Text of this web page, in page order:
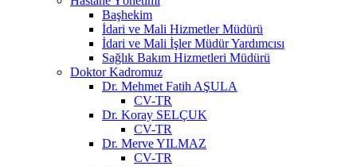
Başhekim
İdari ve Mali Hizmetler Müdürü
İdari ve Mali İşler Müdür Yardımcısı
Sağlık Bakım Hizmetleri Müdürü
Doktor Kadromuz
Dr. Mehmet Fatih AŞULA
CV-TR
Dr. Koray SELÇUK
CV-TR
Dr. Merve YILMAZ
CV-TR